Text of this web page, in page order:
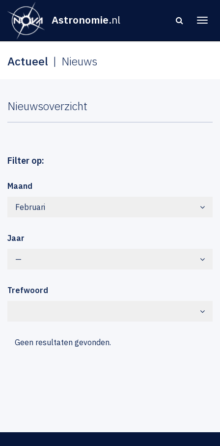
Astronomie.nl
Actueel Nieuws
Nieuwsoverzicht
Filter op:
Maand
Februari
Jaar
—
Trefwoord
Geen resultaten gevonden.